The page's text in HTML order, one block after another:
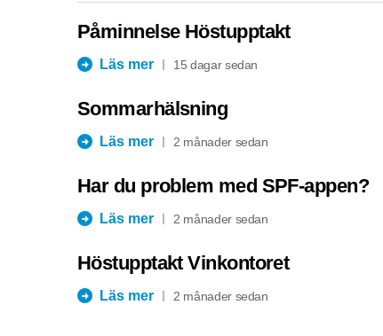
Påminnelse Höstupptakt
Läs mer 15 dagar sedan
Sommarhälsning
Läs mer 2 månader sedan
Har du problem med SPF-appen?
Läs mer 2 månader sedan
Höstupptakt Vinkontoret
Läs mer 2 månader sedan